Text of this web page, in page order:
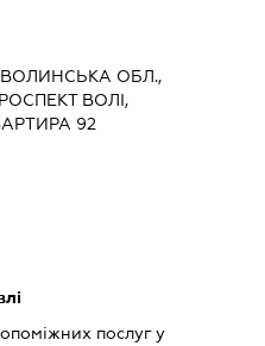
ВОЛИНСЬКА ОБЛ.,
ВОЛІ,
92
послуг у